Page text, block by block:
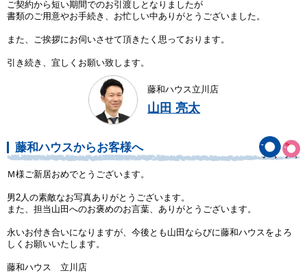
ご契約から短い期間でのお引渡しとなりましたが
書類のご用意やお手続き、お忙しい中ありがとうございました。
また、ご挨拶にお伺いさせて頂きたく思っております。
引き続き、宜しくお願い致します。
藤和ハウス立川店
山田 亮太
藤和ハウスからお客様へ
Ｍ様ご新居おめでとうございます。
男2人の素敵なお写真ありがとうございます。
また、担当山田へのお褒めのお言葉、ありがとうございます。
永いお付き合いになりますが、今後とも山田ならびに藤和ハウスをよろ
しくお願いいたします。
藤和ハウス 立川店